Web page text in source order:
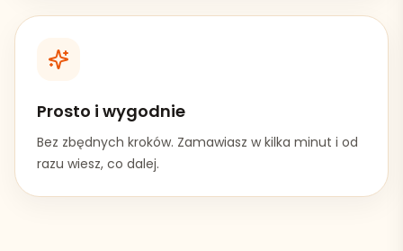
Prosto i wygodnie
Bez zbędnych kroków. Zamawiasz w kilka minut i od
razu wiesz, co dalej.